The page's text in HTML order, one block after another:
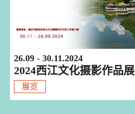
26.09 - 30.11.2024
2024西江文化摄影作品展
展览